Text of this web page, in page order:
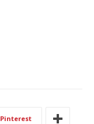
Pinterest